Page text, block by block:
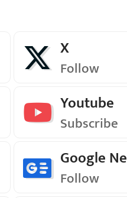
X
Follow
Youtube
Subscribe
Google
Follow